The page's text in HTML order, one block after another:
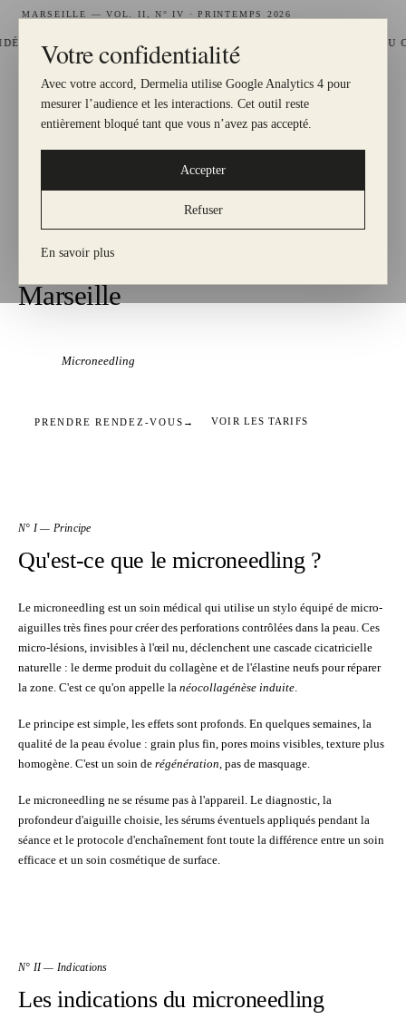
Votre confidentialité
Avec votre accord, Dermelia utilise Google Analytics 4 pour
mesurer l’audience et les interactions. Cet outil reste
entièrement bloqué tant que vous n’avez pas accepté.
Accepter
Refuser
En savoir plus
MARSEILLE — VOL. II, N° IV · PRINTEMPS 2026
GRATUIT, 1 € = 1 POINT HYDRAFACIAL DISPONIBLE AU
DERMELIA
LE MEILLEUR POUR MA PEAU
— DERMELIA, EXPERTISE MÉDICALE
ACCUEIL
· TRAITEMENTS
Microneedling à
Marseille
Microneedling
PRENDRE RENDEZ-VOUS → VOIR LES TARIFS
N° I — Principe
Qu'est-ce que le microneedling ?
Le microneedling est un soin médical qui utilise un stylo équipé de micro-
aiguilles très fines pour créer des perforations contrôlées dans la peau. Ces
micro-lésions, invisibles à l'œil nu, déclenchent une cascade cicatricielle
naturelle : le derme produit du collagène et de l'élastine neufs pour réparer
la zone. C'est ce qu'on appelle la néocollagénèse induite.
Le principe est simple, les effets sont profonds. En quelques semaines, la
qualité de la peau évolue : grain plus fin, pores moins visibles, texture plus
homogène. C'est un soin de régénération, pas de masquage.
Le microneedling ne se résume pas à l'appareil. Le diagnostic, la
profondeur d'aiguille choisie, les sérums éventuels appliqués pendant la
séance et le protocole d'enchaînement font toute la différence entre un soin
efficace et un soin cosmétique de surface.
N° II — Indications
Les indications du microneedling